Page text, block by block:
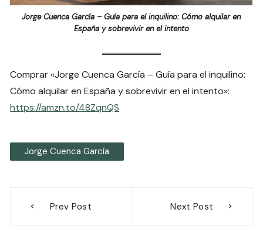
Jorge Cuenca García – Guía para el inquilino: Cómo alquilar en
España y sobrevivir en el intento
Comprar «Jorge Cuenca García – Guía para el inquilino:
Cómo alquilar en España y sobrevivir en el intento»:
https://amzn.to/48ZqnQS
Jorge Cuenca García
Prev Post Next Post